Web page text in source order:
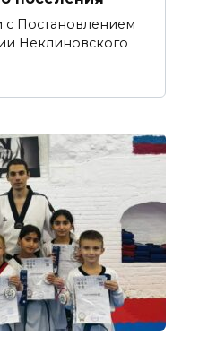
с Постановлением
Неклиновского